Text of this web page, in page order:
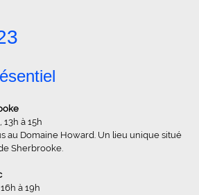
à 15h
au Domaine Howard. Un lieu unique situé
Sherbrooke.
à 19h